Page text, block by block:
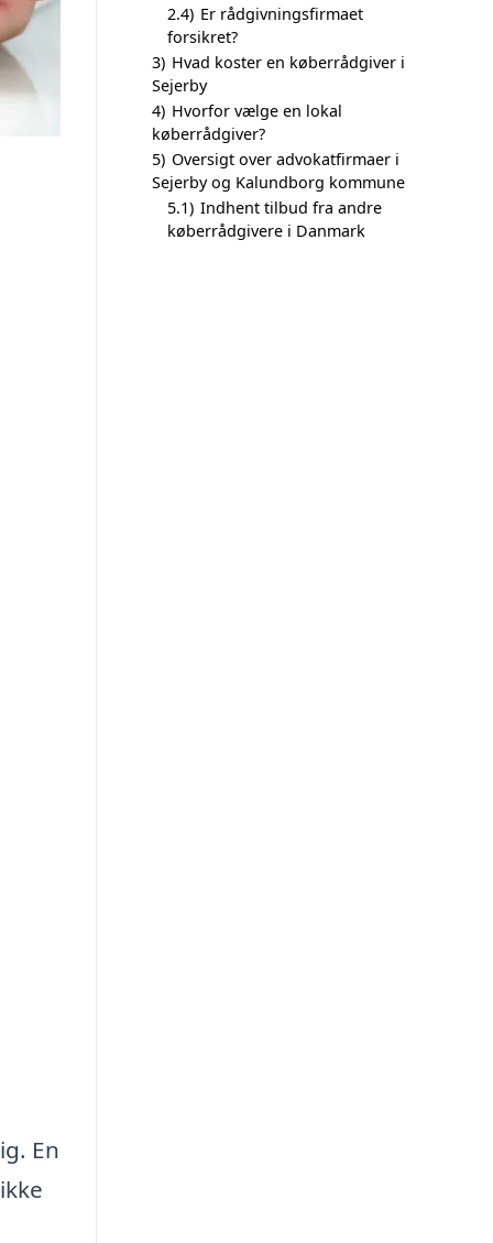
En
2.4) Er rådgivningsfirmaet
forsikret?
3) Hvad koster en køberrådgiver i
Sejerby
4) Hvorfor vælge en lokal
køberrådgiver?
5) Oversigt over advokatfirmaer i
Sejerby og Kalundborg kommune
5.1) Indhent tilbud fra andre
køberrådgivere i Danmark